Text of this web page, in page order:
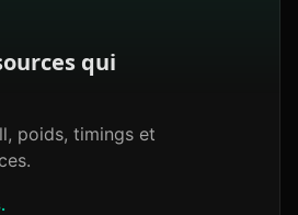
qui
poids, timings et